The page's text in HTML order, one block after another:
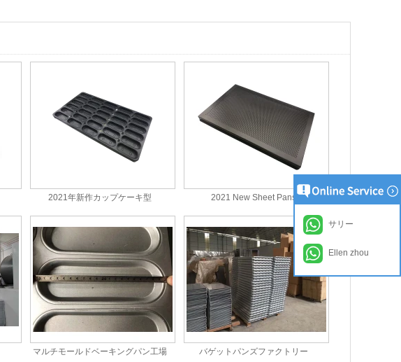
2021年新作カップケーキ型 2021 New Sheet Pans
マルチモールドベーキングパン工場 バゲットパンズファクトリー
サリー
Ellen zhou